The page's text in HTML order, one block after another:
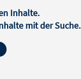
Inhalte.
mit der Suche.